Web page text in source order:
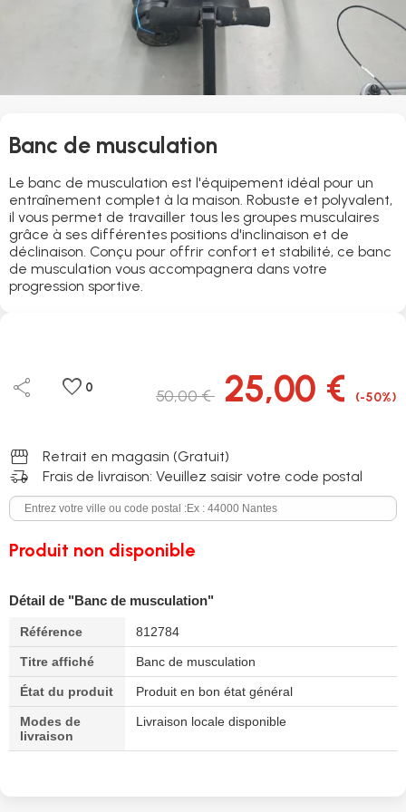
Banc de musculation
Le banc de musculation est l'équipement idéal pour un
entraînement complet à la maison. Robuste et polyvalent,
il vous permet de travailler tous les groupes musculaires
grâce à ses différentes positions d'inclinaison et de
déclinaison. Conçu pour offrir confort et stabilité, ce banc
de musculation vous accompagnera dans votre
progression sportive.
share favorite 0 50,00 € 25,00 € (-50%)
storefront Retrait en magasin (Gratuit)
delivery_truck_speed Frais de livraison: Veuillez saisir votre code postal
Produit non disponible
Détail de "Banc de musculation"
Référence 812784
Titre affiché Banc de musculation
État du produit Produit en bon état général
Modes de
livraison
Livraison locale disponible